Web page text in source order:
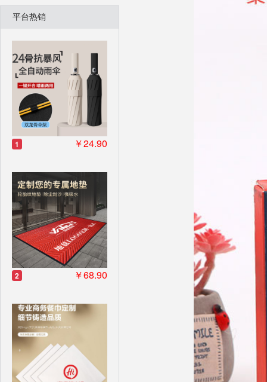
平台热销
1 ￥24.90
2 ￥68.90